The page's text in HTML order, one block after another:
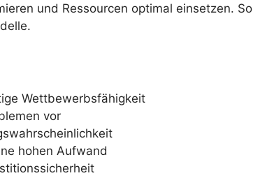
und Ressourcen optimal einsetzen. So
Wettbewerbsfähigkeit
vor
hohen Aufwand